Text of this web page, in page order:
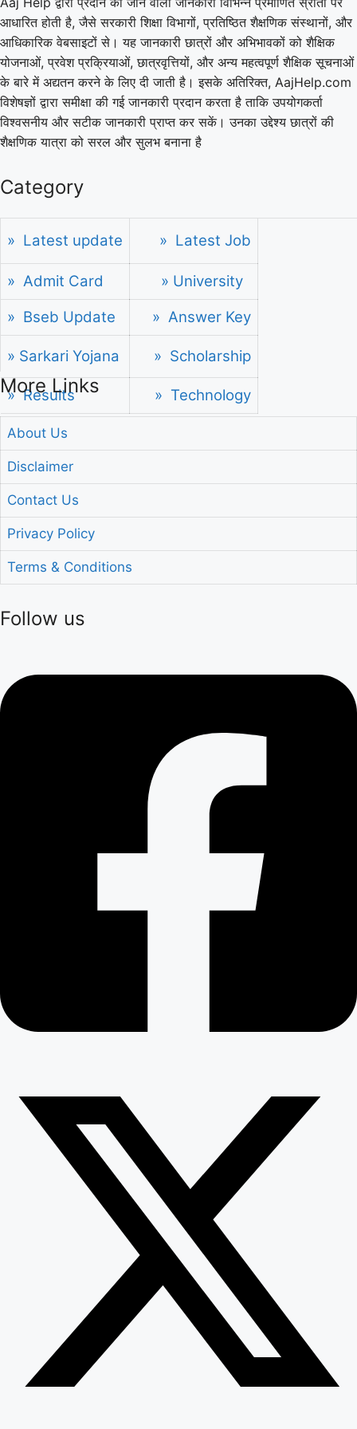
आधारित होती है, जैसे सरकारी शिक्षा विभागों, प्रतिष्ठित शैक्षणिक संस्थानों, और
आधिकारिक वेबसाइटों से। यह जानकारी छात्रों और अभिभावकों को शैक्षिक
योजनाओं, प्रवेश प्रक्रियाओं, छात्रवृत्तियों, और अन्य महत्वपूर्ण शैक्षिक सूचनाओं
के बारे में अद्यतन करने के लिए दी जाती है। इसके अतिरिक्त, AajHelp.com
विशेषज्ञों द्वारा समीक्षा की गई जानकारी प्रदान करता है ताकि उपयोगकर्ता
विश्वसनीय और सटीक जानकारी प्राप्त कर सकें। उनका उद्देश्य छात्रों की
शैक्षणिक यात्रा को सरल और सुलभ बनाना है
Category
» Latest update » Latest Job
» Admit Card
» University
» Bseb Update
» Answer Key
» Sarkari Yojana » Scholarship
» Results » Technology
More Links
About Us
Disclaimer
Contact Us
Privacy Policy
Terms & Conditions
Follow us